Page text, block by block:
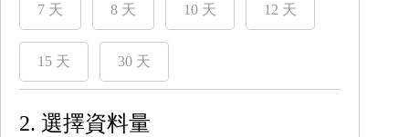
7 天 8 天 10 天 12 天
15 天 30 天
2. 選擇資料量